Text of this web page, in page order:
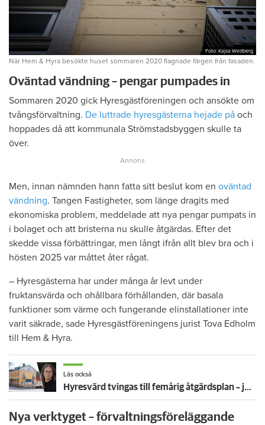
Foto: Kajsa Wedberg
När Hem & Hyra besökte huset sommaren 2020 flagnade färgen från fasaden.
Oväntad vändning – pengar pumpades in
Sommaren 2020 gick Hyresgästföreningen och ansökte om
tvångsförvaltning. De luttrade hyresgästerna hejade på och
hoppades då att kommunala Strömstadsbyggen skulle ta
över.
Men, innan nämnden hann fatta sitt beslut kom en oväntad
vändning. Tangen Fastigheter, som länge dragits med
ekonomiska problem, meddelade att nya pengar pumpats in
i bolaget och att bristerna nu skulle åtgärdas. Efter det
skedde vissa förbättringar, men långt ifrån allt blev bra och i
hösten 2025 var måttet åter rågat.
– Hyresgästerna har under många år levt under
fruktansvärda och ohållbara förhållanden, där basala
funktioner som värme och fungerande elinstallationer inte
varit säkrade, sade Hyresgästföreningens jurist Tova Edholm
till Hem & Hyra.
Läs också
Hyresvärd tvingas till femårig åtgärdsplan – juristen: "Fruktansvärd boendesituation"
Nya verktyget – förvaltningsföreläggande